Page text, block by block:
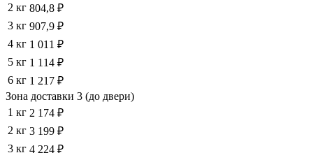
2 кг 804,8 ₽
3 кг 907,9 ₽
4 кг 1 011 ₽
5 кг 1 114 ₽
6 кг 1 217 ₽
Зона доставки 3 (до двери)
1 кг 2 174 ₽
2 кг 3 199 ₽
3 кг 4 224 ₽